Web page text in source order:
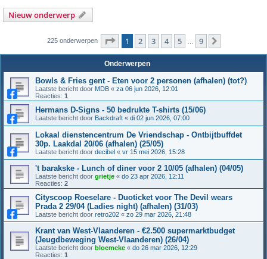
Nieuw onderwerp
225 onderwerpen Pagina van 9
1 2 3 4 5 9
Onderwerpen
Bowls & Fries gent - Eten voor 2 personen (afhalen) (tot?)
Laatste bericht door MDB « za 06 jun 2026, 12:01
Reacties: 1
Hermans D-Signs - 50 bedrukte T-shirts (15/06)
Laatste bericht door Backdraft « di 02 jun 2026, 07:00
Lokaal dienstencentrum De Vriendschap - Ontbijtbuffdet
30p. Laakdal 20/06 (afhalen) (25/05)
Laatste bericht door decibel « vr 15 mei 2026, 15:28
't barakske - Lunch of diner voor 2 10/05 (afhalen) (04/05)
Laatste bericht door grietje « do 23 apr 2026, 12:11
Reacties: 2
Cityscoop Roeselare - Duoticket voor The Devil wears
Prada 2 29/04 (Ladies night) (afhalen) (31/03)
Laatste bericht door retro202 « zo 29 mar 2026, 21:48
Krant van West-Vlaanderen - €2.500 supermarktbudget
(Jeugdbeweging West-Vlaanderen) (26/04)
Laatste bericht door bloemeke « do 26 mar 2026, 12:29
Reacties: 1